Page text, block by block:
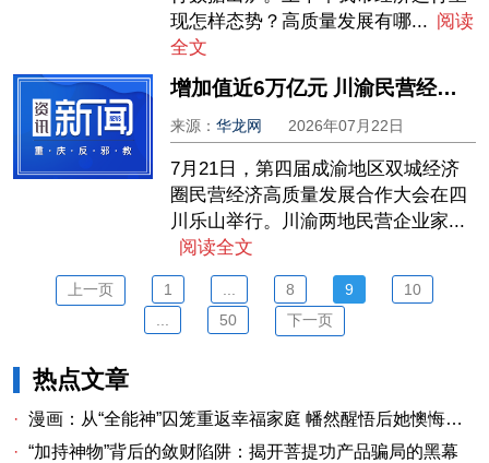
现怎样态势？高质量发展有哪... 阅读
全文
增加值近6万亿元 川渝民营经济以硬核实力助力区域高质量发展
来源：华龙网 2026年07月22日
7月21日，第四届成渝地区双城经济
圈民营经济高质量发展合作大会在四
川乐山举行。川渝两地民营企业家...
阅读全文
上一页 1 8 9
10
50 下一页
热点文章
· 漫画：从“全能神”囚笼重返幸福家庭 幡然醒悟后她懊悔不已
· “加持神物”背后的敛财陷阱：揭开菩提功产品骗局的黑幕